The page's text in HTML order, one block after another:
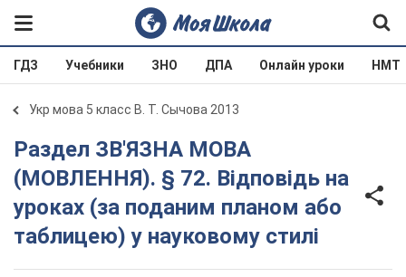
ГДЗ Учебники ЗНО ДПА Онлайн уроки НМТ
Укр мова 5 класс В. Т. Сычова 2013
Раздел ЗВ'ЯЗНА МОВА
(МОВЛЕННЯ). § 72. Відповідь на
уроках (за поданим планом або
таблицею) у науковому стилі